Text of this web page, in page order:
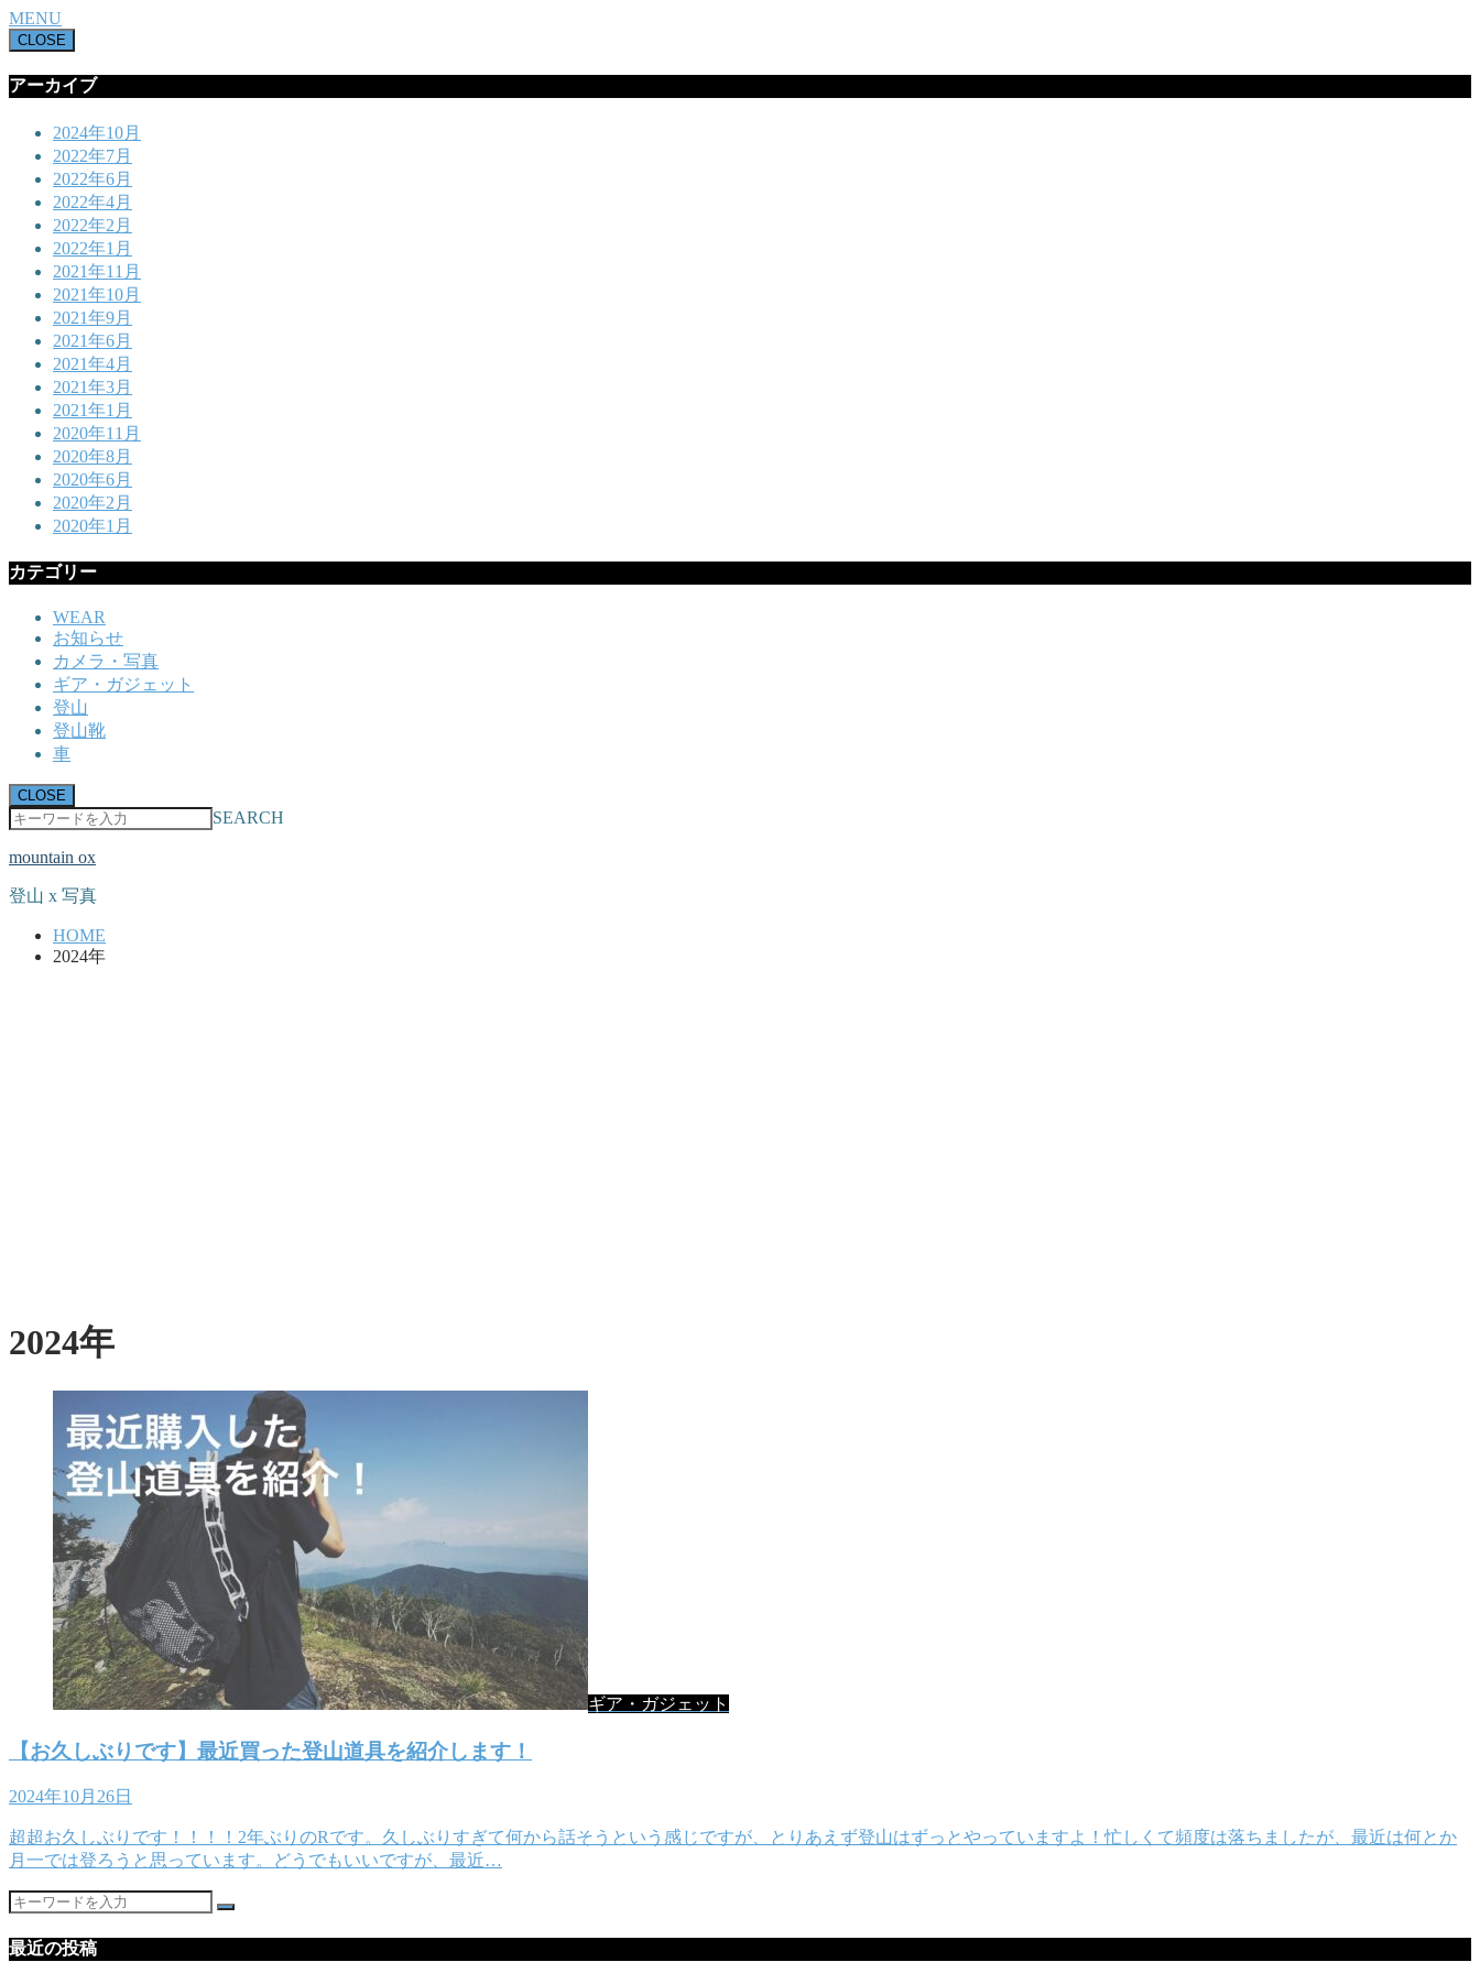
MENU
CLOSE
アーカイブ
2024年10月
2022年7月
2022年6月
2022年4月
2022年2月
2022年1月
2021年11月
2021年10月
2021年9月
2021年6月
2021年4月
2021年3月
2021年1月
2020年11月
2020年8月
2020年6月
2020年2月
2020年1月
カテゴリー
WEAR
お知らせ
カメラ・写真
ギア・ガジェット
登山
登山靴
車
CLOSE
SEARCH
mountain ox
登山 x 写真
HOME
2024年
2024年
ギア・ガジェット
【お久しぶりです】最近買った登山道具を紹介します！
2024年10月26日
超超お久しぶりです！！！！2年ぶりのRです。久しぶりすぎて何から話そうという感じですが、とりあえず登山はずっとやっていますよ！忙しくて頻度は落ちましたが、最近は何とか
月一では登ろうと思っています。どうでもいいですが、最近…
最近の投稿